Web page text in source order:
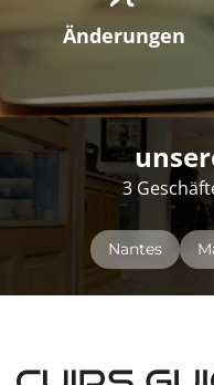
Änderungen
3
Nantes